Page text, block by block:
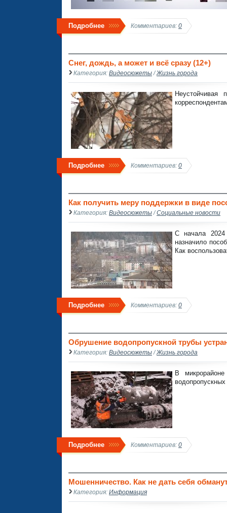
Подробнее Комментариев: 0
Снег, дождь, а может и всё сразу (12+)
Категория: Видеосюжеты /Жизнь города
Подробнее Комментариев: 0
Как получить меру поддержки в виде
Категория: Видеосюжеты /Социальные новости
С начала 2024
назначило
Как
Подробнее Комментариев: 0
Обрушение водопропускной трубы
Категория: Видеосюжеты /Жизнь города
В
Подробнее Комментариев: 0
Мошенничество. Как не дать себя
Категория: Информация